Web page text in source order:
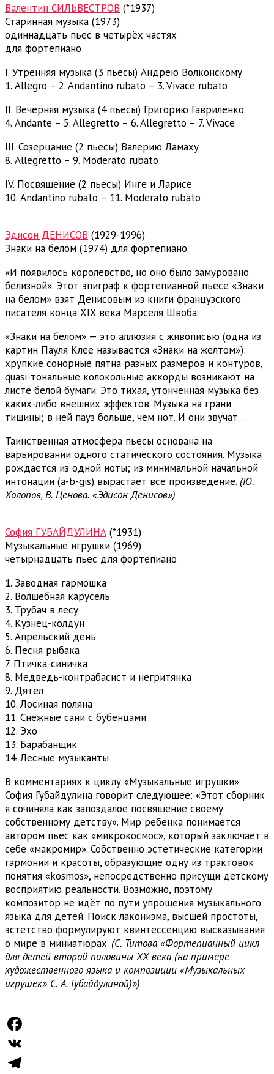
Валентин СИЛЬВЕСТРОВ (*1937)
Старинная музыка (1973)
одиннадцать пьес в четырёх частях
для фортепиано
I. Утренняя музыка (3 пьесы) Андрею Волконскому
1. Allegro – 2. Andantino rubato – 3. Vivace rubato
II. Вечерняя музыка (4 пьесы) Григорию Гавриленко
4. Andante – 5. Allegretto – 6. Allegretto – 7. Vivace
III. Созерцание (2 пьесы) Валерию Ламаху
8. Allegretto – 9. Moderato rubato
IV. Посвящение (2 пьесы) Инге и Ларисе
10. Andantino rubato – 11. Moderato rubato
Эдисон ДЕНИСОВ (1929-1996)
Знаки на белом (1974) для фортепиано
«И появилось королевство, но оно было замуровано
белизной». Этот эпиграф к фортепианной пьесе «Знаки
на белом» взят Денисовым из книги французского
писателя конца XIX века Марселя Швоба.
«Знаки на белом» — это аллюзия с живописью (одна из
картин Пауля Клее называется «Знаки на желтом»):
хрупкие сонорные пятна разных размеров и контуров,
quasi-тональные колокольные аккорды возникают на
листе белой бумаги. Это тихая, утонченная музыка без
каких-либо внешних эффектов. Музыка на грани
тишины; в ней пауз больше, чем нот. И они звучат…
Таинственная атмосфера пьесы основана на
варьировании одного статического состояния. Музыка
рождается из одной ноты; из минимальной начальной
интонации (а-b-gis) вырастает всё произведение. (Ю.
Холопов, В. Ценова. «Эдисон Денисов»)
София ГУБАЙДУЛИНА (*1931)
Музыкальные игрушки (1969)
четырнадцать пьес для фортепиано
1. Заводная гармошка
2. Волшебная карусель
3. Трубач в лесу
4. Кузнец-колдун
5. Апрельский день
6. Песня рыбака
7. Птичка-синичка
8. Медведь-контрабасист и негритянка
9. Дятел
10. Лосиная поляна
11. Снежные сани с бубенцами
12. Эхо
13. Барабанщик
14. Лесные музыканты
В комментариях к циклу «Музыкальные игрушки»
София Губайдулина говорит следующее: «Этот сборник
я сочиняла как запоздалое посвящение своему
собственному детству». Мир ребенка понимается
автором пьес как «микрокосмос», который заключает в
себе «макромир». Собственно эстетические категории
гармонии и красоты, образующие одну из трактовок
понятия «kosmos», непосредственно присущи детскому
восприятию реальности. Возможно, поэтому
композитор не идёт по пути упрощения музыкального
языка для детей. Поиск лаконизма, высшей простоты,
эстетство формулируют квинтессенцию высказывания
о мире в миниатюрах. (С. Титова «Фортепианный цикл
для детей второй половины ХХ века (на примере
художественного языка и композиции «Музыкальных
игрушек» С. А. Губайдулиной)»)
Facebook
VK